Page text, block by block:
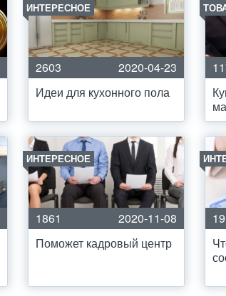
ИНТЕРЕСНОЕ
2603
2020-04-23
Идеи для кухонного пола
ИНТЕРЕСНОЕ
1861
2020-11-08
Поможет кадровый центр